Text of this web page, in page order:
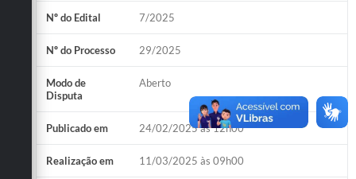
Audiências Públicas
Ouvidoria
Contratos
Galeria de Vídeos
Nº do Edital 7/2025
Nº do Processo 29/2025
Modo de
Disputa
Aberto
Publicado em 24/02/2025 às 12h00
Realização em 11/03/2025 às 09h00